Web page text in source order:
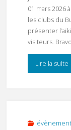
01 mars 2026
les clubs du
présenter
visiteurs.
Lire la suite